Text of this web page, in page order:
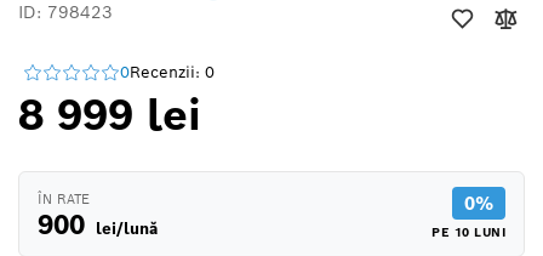
ID: 798423
0Recenzii: 0
8 999 lei
ÎN RATE
900 lei/lună
0%
PE 10 LUNI